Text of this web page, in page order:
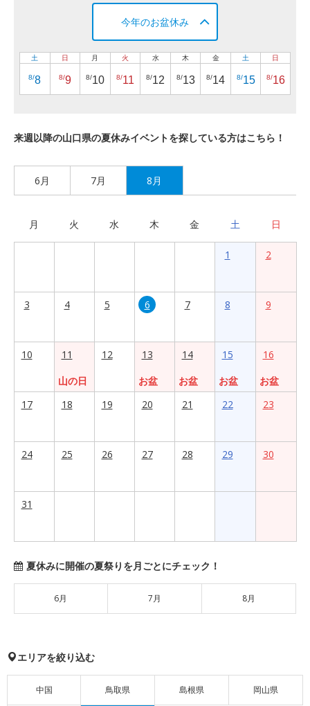
今年のお盆休み
土
8/8
日
8/9
月
8/10
火
8/11
水
8/12
木
8/13
金
8/14
土
8/15
日
8/16
来週以降の山口県の夏休みイベントを探している方はこちら！
6月 7月 8月
月 火 水 木 金 土 日
1 2
3 4 5 6 7 8 9
10
11
山の日
12
13
お盆
14
お盆
15
お盆
16
お盆
17
18 19 20 21 22 23
24 25 26 27 28 29 30
31
夏休みに開催の夏祭りを月ごとにチェック！
6月 7月 8月
エリアを絞り込む
中国 鳥取県 島根県 岡山県